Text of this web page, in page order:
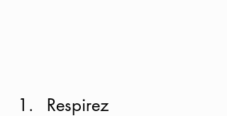
Respirez